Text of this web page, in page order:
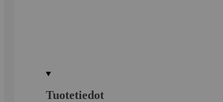
Tuotetiedot